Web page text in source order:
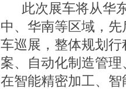
此次展车将从华
中、华南等区域，
车巡展，整体规划
案、自动化制造管
在智能精密加工、